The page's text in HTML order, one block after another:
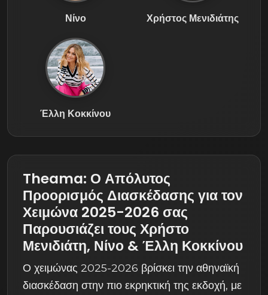
Νίνο Χρήστος Μενιδιάτης
Έλλη Κοκκίνου
Theama: Ο Απόλυτος
Προορισμός Διασκέδασης για τον
Χειμώνα 2025-2026 σας
Παρουσιάζει τους Χρήστο
Μενιδιάτη, Νίνο & Έλλη Κοκκίνου
Ο χειμώνας 2025-2026 βρίσκει την αθηναϊκή
διασκέδαση στην πιο εκρηκτική της εκδοχή, με